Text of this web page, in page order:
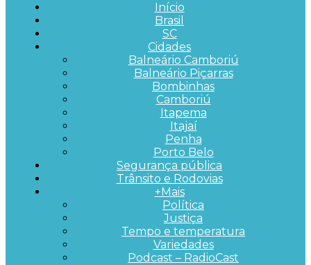
Início
Brasil
SC
Cidades
Balneário Camboriú
Balneário Piçarras
Bombinhas
Camboriú
Itapema
Itajaí
Penha
Porto Belo
Segurança pública
Trânsito e Rodovias
+Mais
Política
Justiça
Tempo e temperatura
Variedades
Podcast – RadioCast